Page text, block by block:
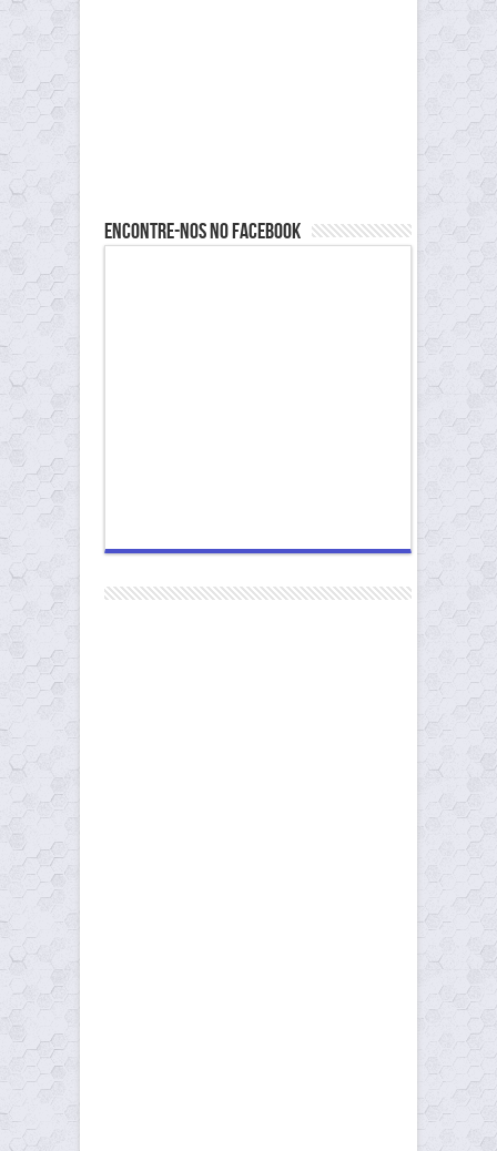
Encontre-nos no Facebook